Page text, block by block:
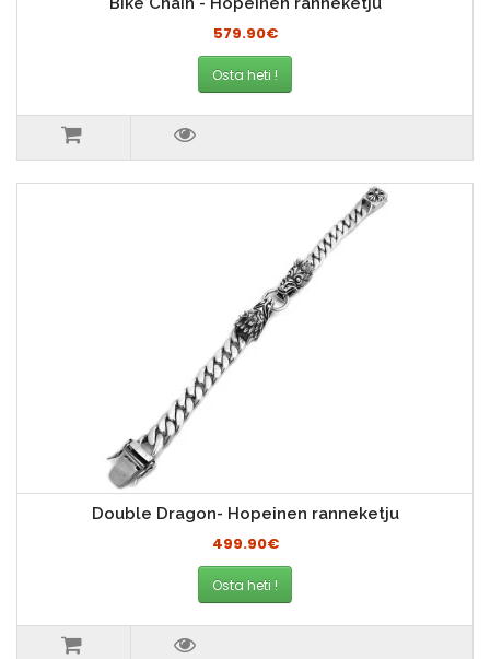
579.90€
Osta heti !
Double Dragon- Hopeinen ranneketju
499.90€
Osta heti !